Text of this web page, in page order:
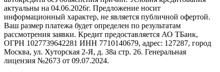
актуальны на 04.06.2026г. Предложение носит
информационный характер, не является публичной офертой.
Ваш размер платежа будет определен по результатам
рассмотрения заявки. Кредит предоставляется АО ТБанк,
ОГРН 1027739642281 ИНН 7710140679, адрес: 127287, город
Москва, ул. Хуторская 2-Я, д. 38а стр. 26. Генеральная
лицензия №2673 от 09.07.2024.